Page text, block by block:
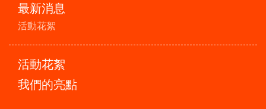
最新消息
活動花絮
活動花絮
我們的亮點